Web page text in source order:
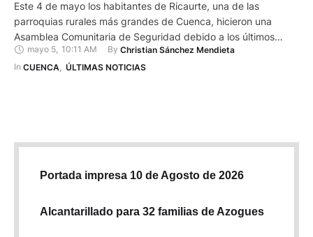
Este 4 de mayo los habitantes de Ricaurte, una de las
parroquias rurales más grandes de Cuenca, hicieron una
Asamblea Comunitaria de Seguridad debido a los últimos
hechos de violencia reportados en esta zona. Por ejemplo, el 1
de mayo una pareja que se encontraba en un vehículo en la
mayo 5, 10:11 AM By Christian Sánchez Mendieta
In CUENCA ÚLTIMAS NOTICIAS
Portada impresa 10 de Agosto de 2026
Alcantarillado para 32 familias de Azogues